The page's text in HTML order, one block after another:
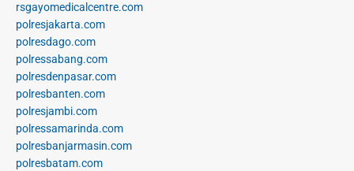
rsgayomedicalcentre.com
polresjakarta.com
polresdago.com
polressabang.com
polresdenpasar.com
polresbanten.com
polresjambi.com
polressamarinda.com
polresbanjarmasin.com
polresbatam.com